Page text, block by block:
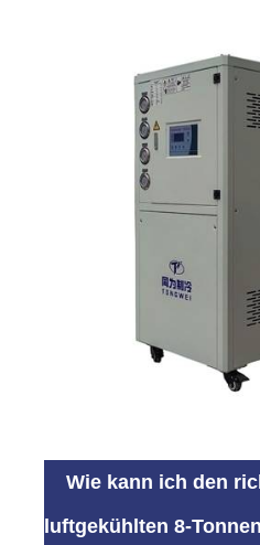
Wie kann ich den
luftgekühlten 8-